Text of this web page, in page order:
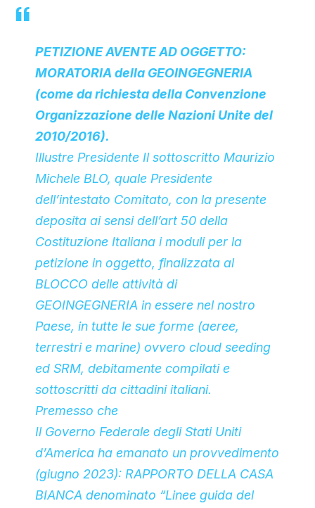
PETIZIONE AVENTE AD OGGETTO:
MORATORIA della GEOINGEGNERIA
(come da richiesta della Convenzione
Organizzazione delle Nazioni Unite del
2010/2016).
Illustre Presidente Il sottoscritto Maurizio
Michele BLO, quale Presidente
dell’intestato Comitato, con la presente
deposita ai sensi dell’art 50 della
Costituzione Italiana i moduli per la
petizione in oggetto, finalizzata al
BLOCCO delle attività di
GEOINGEGNERIA in essere nel nostro
Paese, in tutte le sue forme (aeree,
terrestri e marine) ovvero cloud seeding
ed SRM, debitamente compilati e
sottoscritti da cittadini italiani.
Premesso che
Il Governo Federale degli Stati Uniti
d’America ha emanato un provvedimento
(giugno 2023): RAPPORTO DELLA CASA
BIANCA denominato “Linee guida del